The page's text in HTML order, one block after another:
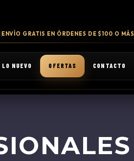
ENVÍO GRATIS EN ÓRDENES DE $100 O MÁS
LO NUEVO OFERTAS CONTACTO